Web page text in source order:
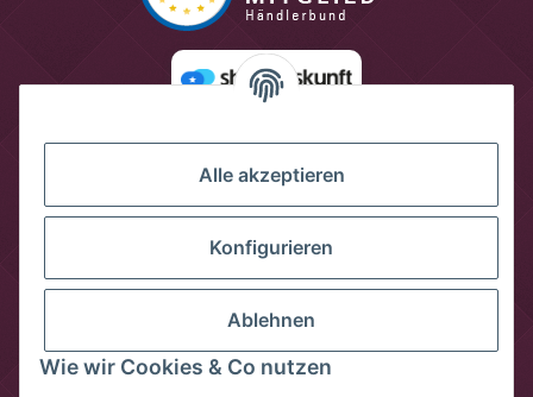
Alle akzeptieren
Konfigurieren
Ablehnen
Wie wir Cookies & Co nutzen